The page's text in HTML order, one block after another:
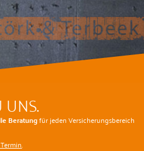
Beratungfür jeden Versicherungsbereich
.